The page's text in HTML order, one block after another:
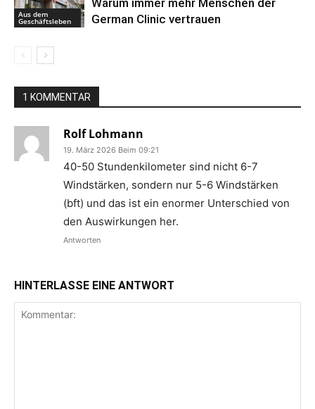
Aus dem
Geschäftsleben
Warum immer mehr Menschen der
German Clinic vertrauen
1 KOMMENTAR
Rolf Lohmann
19. März 2026 Beim 09:21
40-50 Stundenkilometer sind nicht 6-7
Windstärken, sondern nur 5-6 Windstärken
(bft) und das ist ein enormer Unterschied von
den Auswirkungen her.
Antworten
HINTERLASSE EINE ANTWORT